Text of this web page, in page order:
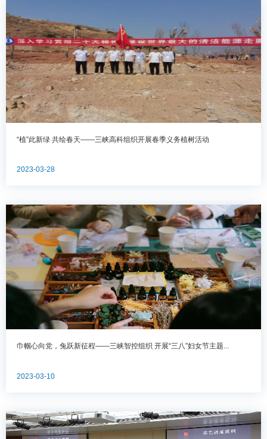
“植”此新绿 共绘春天——三峡高科组织开展春季义务植树活动
2023-03-28
巾帼心向党，兔跃新征程——三峡智控组织 开展“三八”妇女节主题...
2023-03-10